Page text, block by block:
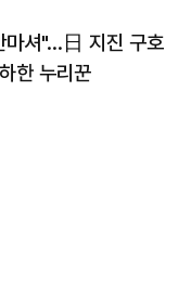
마셔"…日 지진 구호
한 누리꾼